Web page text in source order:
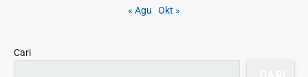
t
r
« Agu Okt »
Cari